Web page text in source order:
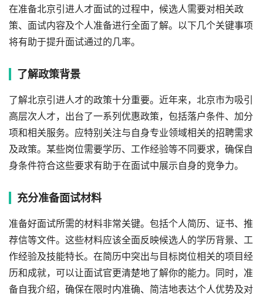
在准备北京引进人才面试的过程中，候选人需要对相关政
策、面试内容及个人准备进行全面了解。以下几个关键事项
将有助于提升面试通过的几率。
了解政策背景
了解北京引进人才的政策十分重要。近年来，北京市为吸引
高层次人才，出台了一系列优惠政策，包括落户条件、加分
项和相关服务。应特别关注与自身专业领域相关的招聘需求
及政策。某些岗位需要学历、工作经验等不同要求，确保自
身条件符合这些要求有助于在面试中展示自身的竞争力。
充分准备面试材料
准备好面试所需的材料非常关键。包括个人简历、证书、推
荐信等文件。这些材料应该全面反映候选人的学历背景、工
作经验及技能特长。在简历中突出与目标岗位相关的项目经
历和成就，可以让面试官更清楚地了解你的能力。同时，准
备自我介绍，确保在限时内准确、简洁地表达个人优势及对